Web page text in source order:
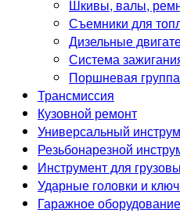
Шкивы, валы,
Съемники для
Дизельные
Система
Поршневая группа
Трансмиссия
Кузовной ремонт
Универсальный
Резьбонарезной
Инструмент для
Ударные головки и
Гаражное оборудование